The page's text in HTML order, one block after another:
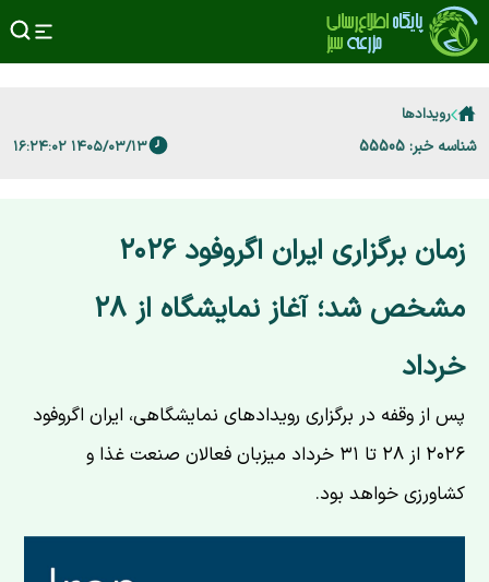
رویدادها
شناسه خبر: 55505 ۱۴۰۵/۰۳/۱۳ ۱۶:۲۴:۰۲
زمان برگزاری ایران اگروفود ۲۰۲۶
مشخص شد؛ آغاز نمایشگاه از ۲۸
خرداد
پس از وقفه در برگزاری رویدادهای نمایشگاهی، ایران اگروفود
۲۰۲۶ از ۲۸ تا ۳۱ خرداد میزبان فعالان صنعت غذا و
کشاورزی خواهد بود.